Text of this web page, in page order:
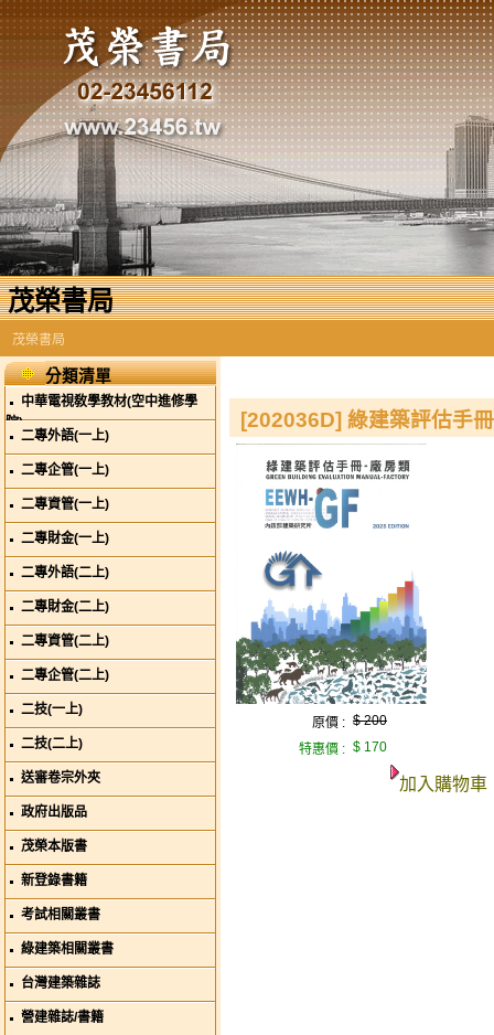
茂榮書局
茂榮書局
分類清單
中華電視敎學教材(空中進修學
院)
二專外語(一上)
二專企管(一上)
二專資管(一上)
二專財金(一上)
二專外語(二上)
二專財金(二上)
二專資管(二上)
二專企管(二上)
二技(一上)
二技(二上)
送審卷宗外夾
政府出版品
茂榮本版書
新登錄書籍
考試相關叢書
綠建築相關叢書
台灣建築雜誌
營建雜誌/書籍
[202036D] 綠建築評估手
原價 : $ 200
特惠價 : $ 170
加入購物車